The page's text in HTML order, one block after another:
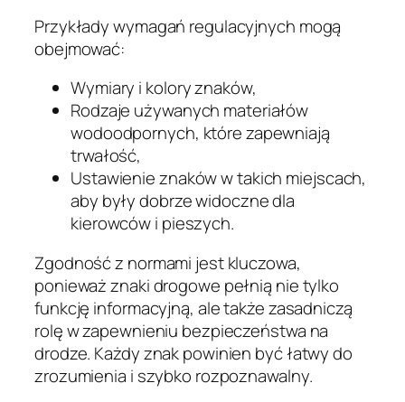
Przykłady wymagań regulacyjnych mogą
obejmować:
Wymiary i kolory znaków,
Rodzaje używanych materiałów
wodoodpornych, które zapewniają
trwałość,
Ustawienie znaków w takich miejscach,
aby były dobrze widoczne dla
kierowców i pieszych.
Zgodność z normami jest kluczowa,
ponieważ znaki drogowe pełnią nie tylko
funkcję informacyjną, ale także zasadniczą
rolę w zapewnieniu bezpieczeństwa na
drodze. Każdy znak powinien być łatwy do
zrozumienia i szybko rozpoznawalny.